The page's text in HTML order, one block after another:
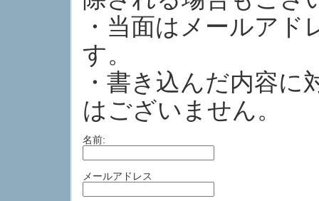
・当面はメールア
す。
・書き込んだ内容
はございません。
名前:
メールアドレス